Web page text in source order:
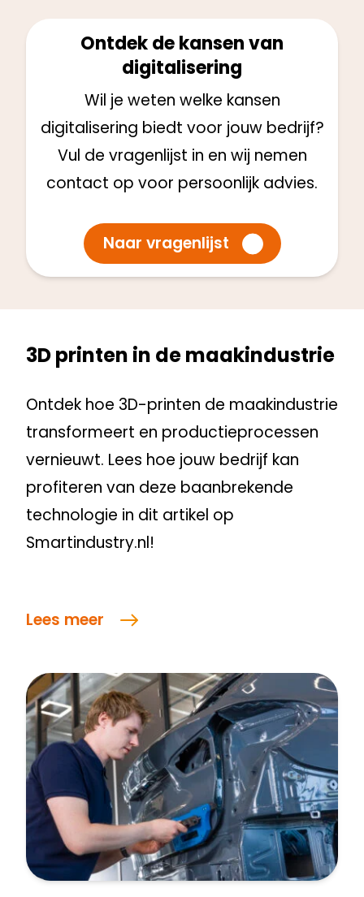
Ontdek de kansen van
digitalisering
Wil je weten welke kansen
digitalisering biedt voor jouw bedrijf?
Vul de vragenlijst in en wij nemen
contact op voor persoonlijk advies.
Naar vragenlijst
3D printen in de maakindustrie
Ontdek hoe 3D-printen de maakindustrie
transformeert en productieprocessen
vernieuwt. Lees hoe jouw bedrijf kan
profiteren van deze baanbrekende
technologie in dit artikel op
Smartindustry.nl!
Lees meer